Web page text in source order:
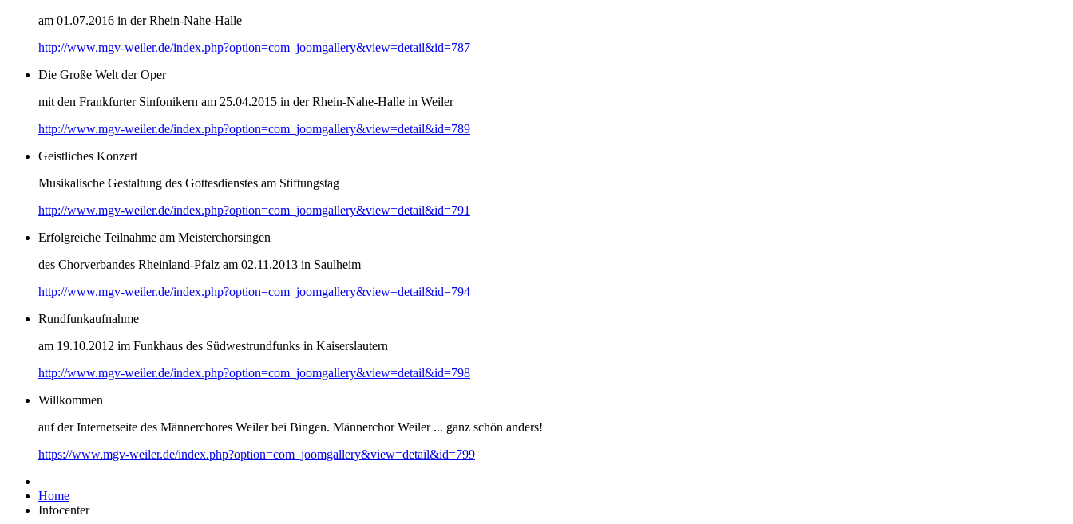
am 01.07.2016 in der Rhein-Nahe-Halle
http://www.mgv-weiler.de/index.php?option=com_joomgallery&view=detail&id=787
Die Große Welt der Oper
mit den Frankfurter Sinfonikern am 25.04.2015 in der Rhein-Nahe-Halle in Weiler
http://www.mgv-weiler.de/index.php?option=com_joomgallery&view=detail&id=789
Geistliches Konzert
Musikalische Gestaltung des Gottesdienstes am Stiftungstag
http://www.mgv-weiler.de/index.php?option=com_joomgallery&view=detail&id=791
Erfolgreiche Teilnahme am Meisterchorsingen
des Chorverbandes Rheinland-Pfalz am 02.11.2013 in Saulheim
http://www.mgv-weiler.de/index.php?option=com_joomgallery&view=detail&id=794
Rundfunkaufnahme
am 19.10.2012 im Funkhaus des Südwestrundfunks in Kaiserslautern
http://www.mgv-weiler.de/index.php?option=com_joomgallery&view=detail&id=798
Willkommen
auf der Internetseite des Männerchores Weiler bei Bingen. Männerchor Weiler ... ganz schön anders!
https://www.mgv-weiler.de/index.php?option=com_joomgallery&view=detail&id=799
Home
Infocenter